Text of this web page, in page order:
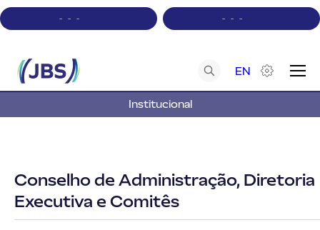
- - - - - -
Institucional
EN
A+ A-
Conselho de Administração, Diretoria
Executiva e Comitês